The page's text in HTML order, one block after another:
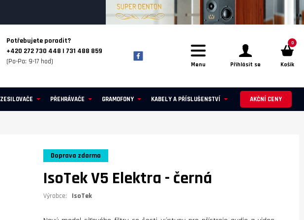
Potřebujete poradit?
+420 272 730 448 | 731 488 859
(Po-Pa: 9-17 hod)
Menu Přihlásit se
0
Košík
ZESILOVAČE PŘEHRÁVAČE GRAMOFONY KABELY A PŘÍSLUŠENSTVÍ AKČNÍ CENY
Doprava zdarma
IsoTek V5 Elektra - černá
Výrobce: IsoTek